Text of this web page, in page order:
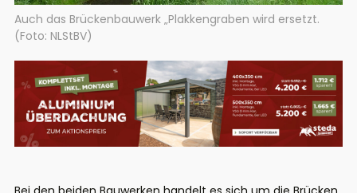
Auch das Brückenbauwerk „Plakkengraben wird ersetzt.
(Foto: NLStBV)